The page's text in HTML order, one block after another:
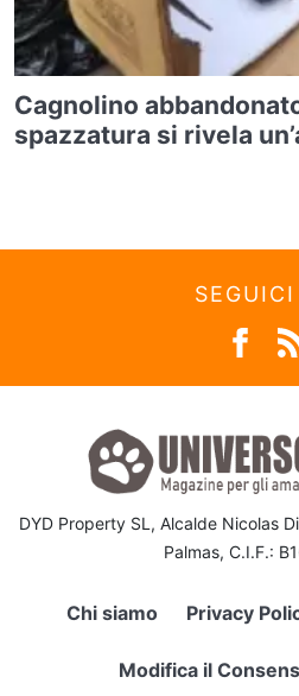
Cagnolino
spazzatura si rivela
SEGUICI
DYD Property SL, Alcalde Nicolas
Palmas, C.I.F.:
Chi siamo Privacy
Modifica il